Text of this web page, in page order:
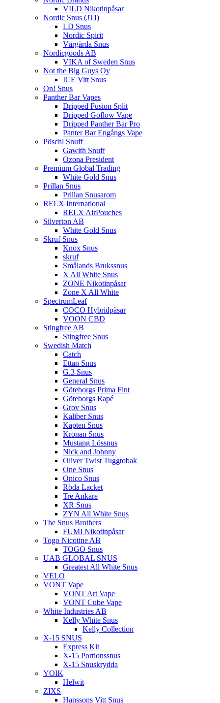
VILD Nikotinpåsar
Nordic Snus (JTI)
LD Snus
Nordic Spirit
Vårgårda Snus
Nordicgoods AB
VIKA of Sweden Snus
Not the Big Guys Oy
ICE Vitt Snus
On! Snus
Panther Bar Vapes
Dripped Fusion Split
Dripped Goflow Vape
Dripped Panther Bar Pro
Panter Bar Engångs Vape
Pöschl Snuff
Gawith Snuff
Ozona President
Premium Global Trading
White Gold Snus
Prillan Snus
Prillan Snusarom
RELX International
RELX AirPouches
Silverton AB
White Gold Snus
Skruf Snus
Knox Snus
skruf
Smålands Brukssnus
X All White Snus
ZONE Nikotinpåsar
Zone X All White
SpectrumLeaf
COCO Hybridpåsar
VOON CBD
Stingfree AB
Stingfree Snus
Swedish Match
Catch
Ettan Snus
G.3 Snus
General Snus
Göteborgs Prima Fint
Göteborgs Rapé
Grov Snus
Kaliber Snus
Kapten Snus
Kronan Snus
Mustang Lössnus
Nick and Johnny
Oliver Twist Tuggtobak
One Snus
Onico Snus
Röda Lacket
Tre Ankare
XR Snus
ZYN All White Snus
The Snus Brothers
FUMI Nikotinpåsar
Togo Nicotine AB
TOGO Snus
UAB GLOBAL SNUS
Greatest All White Snus
VELO
VONT Vape
VONT Art Vape
VONT Cube Vape
White Industries AB
Kelly White Snus
Kelly Collection
X-15 SNUS
Express Kit
X-15 Portionssnus
X-15 Snuskrydda
YOIK
Helwit
ZIXS
Hanssons Vitt Snus